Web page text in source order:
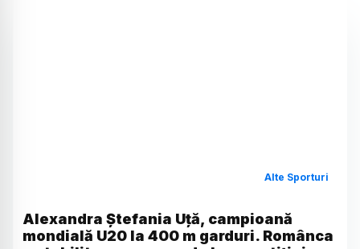
Alte Sporturi
Alexandra Ștefania Uță, campioană
mondială U20 la 400 m garduri. Românca